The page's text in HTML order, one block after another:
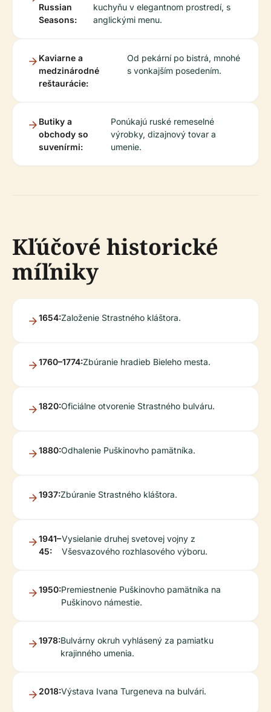
Russian
Seasons:
kuchyňu v elegantnom prostredí, s
anglickými menu.
Kaviarne a
medzinárodné
reštaurácie:
Od pekární po bistrá, mnohé
s vonkajším posedením.
Butiky a
obchody so
suvenírmi:
Ponúkajú ruské remeselné
výrobky, dizajnový tovar a
umenie.
Kľúčové historické
míľniky
1654:Založenie Strastného kláštora.
1760–1774:Zbúranie hradieb Bieleho mesta.
1820:Oficiálne otvorenie Strastného bulváru.
1880:Odhalenie Puškinovho pamätníka.
1937:Zbúranie Strastného kláštora.
1941–
45:
Vysielanie druhej svetovej vojny z
Všesvazového rozhlasového výboru.
1950:Premiestnenie Puškinovho pamätníka na
Puškinovo námestie.
1978:Bulvárny okruh vyhlásený za pamiatku
krajinného umenia.
2018:Výstava Ivana Turgeneva na bulvári.